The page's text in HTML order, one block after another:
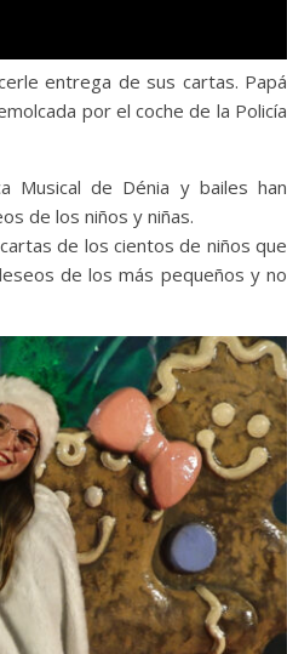
entrega de sus cartas. Papá
por el coche de la Policía
Musical de Dénia y bailes han
de los niños y niñas.
de los cientos de niños que
de los más pequeños y no